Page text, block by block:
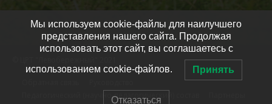
Педагогический (научно-педагогический) состав
Мы используем cookie-файлы для наилучшего
представления нашего сайта. Продолжая
использовать этот сайт, вы соглашаетесь с
использованием cookie-файлов. Принять
Отказаться